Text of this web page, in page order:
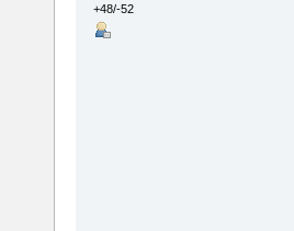
+48/-52